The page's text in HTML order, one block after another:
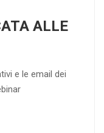
ALLE
e le email dei